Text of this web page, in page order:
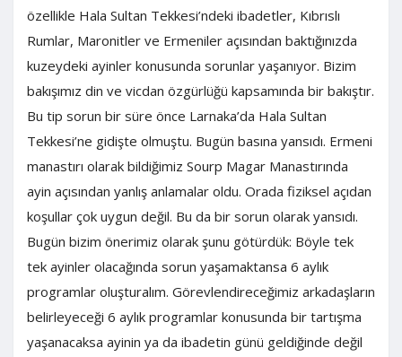
özellikle Hala Sultan Tekkesi’ndeki ibadetler, Kıbrıslı
Rumlar, Maronitler ve Ermeniler açısından baktığınızda
kuzeydeki ayinler konusunda sorunlar yaşanıyor. Bizim
bakışımız din ve vicdan özgürlüğü kapsamında bir bakıştır.
Bu tip sorun bir süre önce Larnaka’da Hala Sultan
Tekkesi’ne gidişte olmuştu. Bugün basına yansıdı. Ermeni
manastırı olarak bildiğimiz Sourp Magar Manastırında
ayin açısından yanlış anlamalar oldu. Orada fiziksel açıdan
koşullar çok uygun değil. Bu da bir sorun olarak yansıdı.
Bugün bizim önerimiz olarak şunu götürdük: Böyle tek
tek ayinler olacağında sorun yaşamaktansa 6 aylık
programlar oluşturalım. Görevlendireceğimiz arkadaşların
belirleyeceği 6 aylık programlar konusunda bir tartışma
yaşanacaksa ayinin ya da ibadetin günü geldiğinde değil